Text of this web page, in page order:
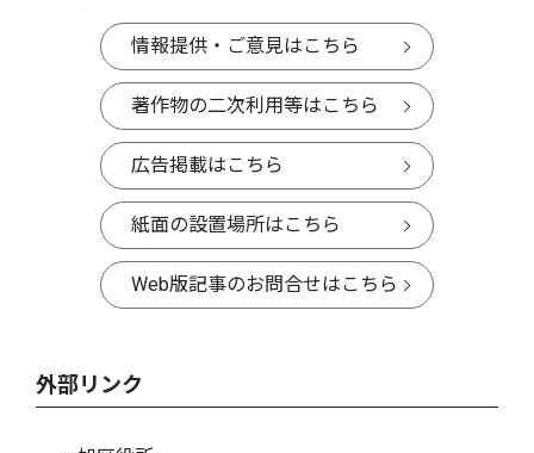
情報提供・ご意見はこちら
著作物の二次利用等はこちら
広告掲載はこちら
紙面の設置場所はこちら
Web版記事のお問合せはこちら
外部リンク